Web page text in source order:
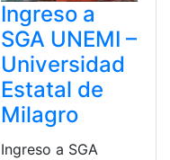
Ingreso a
SGA UNEMI –
Universidad
Estatal de
Milagro
Ingreso a SGA